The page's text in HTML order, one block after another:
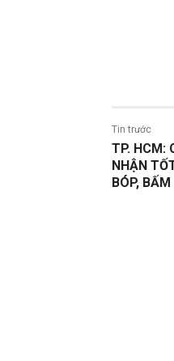
Tin trước
TP. HCM:
NHẬN
BÓP,